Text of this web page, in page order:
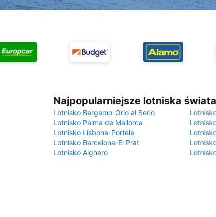
Najpopularniejsze lotniska świata
Lotnisko Bergamo-Orio al Serio
Lotnisko Palma de Mallorca
Lotnisko Lisbona-Portela
Lotnisko Barcelona-El Prat
Lotnisko Alghero